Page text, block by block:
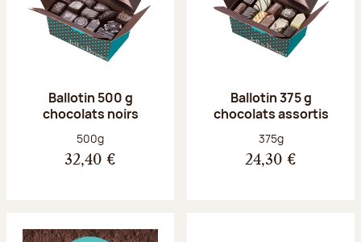
Ballotin 500 g
chocolats noirs
Poids net :
500g
32,40 €
Ballotin 375 g
chocolats assortis
Poids net :
375g
24,30 €